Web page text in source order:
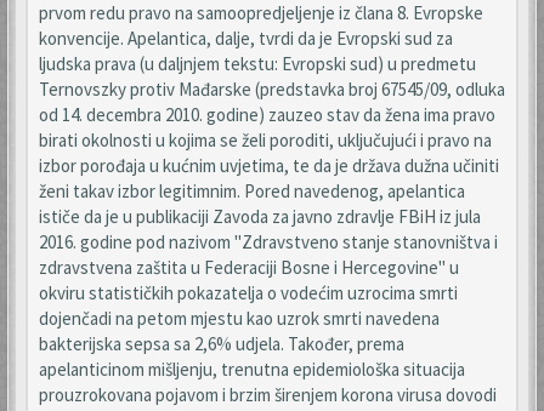
prvom redu pravo na samoopredjeljenje iz člana 8. Evropske
konvencije. Apelantica, dalje, tvrdi da je Evropski sud za
ljudska prava (u daljnjem tekstu: Evropski sud) u predmetu
Ternovszky protiv Mađarske (predstavka broj 67545/09, odluka
od 14. decembra 2010. godine) zauzeo stav da žena ima pravo
birati okolnosti u kojima se želi poroditi, uključujući i pravo na
izbor porođaja u kućnim uvjetima, te da je država dužna učiniti
ženi takav izbor legitimnim. Pored navedenog, apelantica
ističe da je u publikaciji Zavoda za javno zdravlje FBiH iz jula
2016. godine pod nazivom "Zdravstveno stanje stanovništva i
zdravstvena zaštita u Federaciji Bosne i Hercegovine" u
okviru statističkih pokazatelja o vodećim uzrocima smrti
dojenčadi na petom mjestu kao uzrok smrti navedena
bakterijska sepsa sa 2,6% udjela. Također, prema
apelanticinom mišljenju, trenutna epidemiološka situacija
prouzrokovana pojavom i brzim širenjem korona virusa dovodi